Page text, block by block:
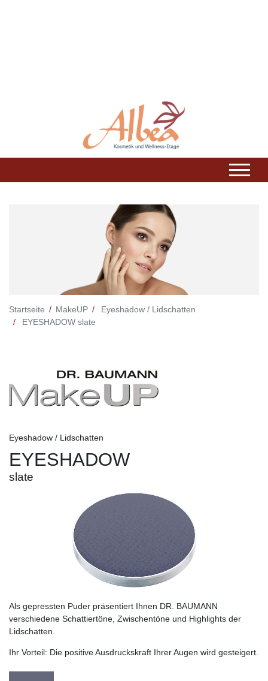
Startseite MakeUP
Eyeshadow / Lidschatten
EYESHADOW slate
Eyeshadow / Lidschatten
EYESHADOW
slate
Als gepressten Puder präsentiert Ihnen DR. BAUMANN
verschiedene Schattiertöne, Zwischentöne und Highlights der
Lidschatten.
Ihr Vorteil: Die positive Ausdruckskraft Ihrer Augen wird gesteigert.